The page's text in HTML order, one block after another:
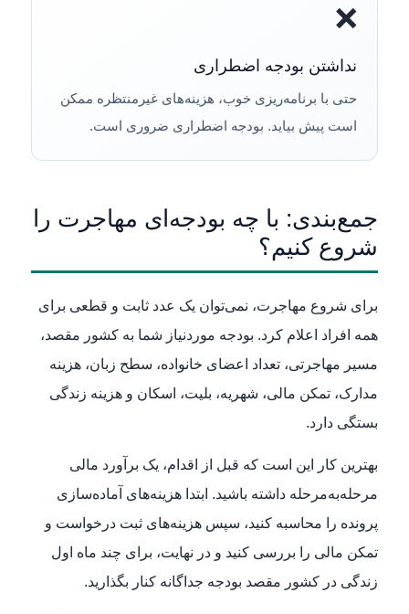
❌
نداشتن بودجه اضطراری
حتی با برنامه‌ریزی خوب، هزینه‌های غیرمنتظره ممکن
است پیش بیاید. بودجه اضطراری ضروری است.
جمع‌بندی: با چه بودجه‌ای مهاجرت را
شروع کنیم؟
برای شروع مهاجرت، نمی‌توان یک عدد ثابت و قطعی برای
همه افراد اعلام کرد. بودجه موردنیاز شما به کشور مقصد،
مسیر مهاجرتی، تعداد اعضای خانواده، سطح زبان، هزینه
مدارک، تمکن مالی، شهریه، بلیت، اسکان و هزینه زندگی
بستگی دارد.
بهترین کار این است که قبل از اقدام، یک برآورد مالی
مرحله‌به‌مرحله داشته باشید. ابتدا هزینه‌های آماده‌سازی
پرونده را محاسبه کنید، سپس هزینه‌های ثبت درخواست و
تمکن مالی را بررسی کنید و در نهایت، برای چند ماه اول
زندگی در کشور مقصد بودجه جداگانه کنار بگذارید.